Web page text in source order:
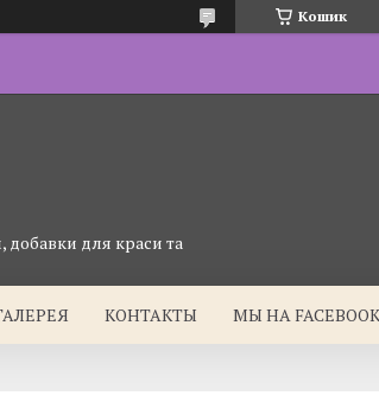
Кошик
для краси та
КОНТАКТЫ МЫ НА FACEBOOK